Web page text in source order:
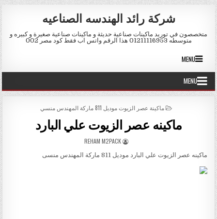
Skip to content
شركة رائد الهندسه الصناعيه
متخصصون في توريد ماكينات صناعية حديثة و ماكينات صناعية صغيرة و كبيره و
متوسطه 01211116953 هذا الرقم واتس اب فقط كود مصر 002
MENU
MENU
POSTED IN
ماكينة عصر الزيوت موديل 811 ماركة المهندس منسي
ماكينه عصر الزيوت علي البارد
AUTHOR:
REHAM M2PACK
ماكينه عصر الزيوت علي البارد موديل 811 ماركة المهندس منسى